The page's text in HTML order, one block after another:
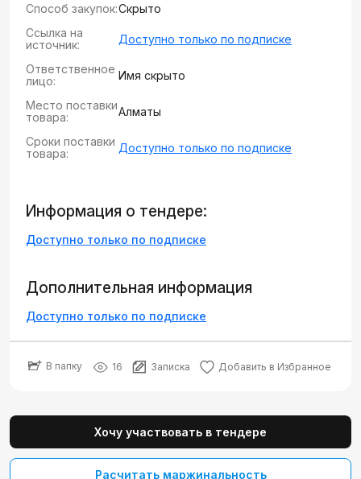
Способ закупок:Скрыто
Ссылка на
источник:
Доступно только по подписке
Ответственное
лицо:
Имя скрыто
Место поставки
товара:
Алматы
Сроки поставки
товара:
Доступно только по подписке
Информация о тендере:
Доступно только по подписке
Дополнительная информация
Доступно только по подписке
В папку 16 Записка Добавить в Избранное
Хочу участвовать в тендере
Расчитать маржинальность